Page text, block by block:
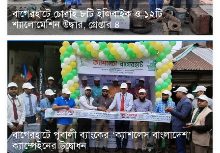
বাগেরহাটে চোরাই ৮টি ইজিবাইক ও ১২টি
শ্যালোমেশিন উদ্ধার, গ্রেপ্তার ৪
বাগেরহাটে পূবালী ব্যাংকের ‘ক্যাশলেস বাংলাদেশ’
ক্যাম্পেইনের উদ্বোধন